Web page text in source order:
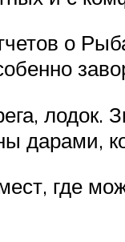
о
лодок.
дарами,
где